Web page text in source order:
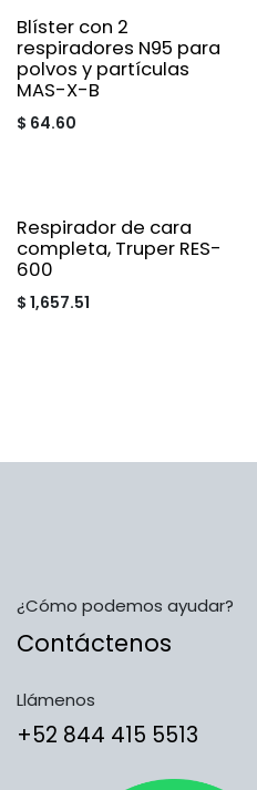
Blíster con 2
respiradores N95 para
polvos y partículas
MAS-X-B
$ 64.60
Respirador de cara
completa, Truper RES-
600
$ 1,657.51
¿Cómo podemos ayudar?
Contáctenos
Llámenos
​​​​​​​​​​​​+5​2​ ​8​4​4​ ​4​1​5​ 5​5​1​3​​​​​​​​​​​​​​